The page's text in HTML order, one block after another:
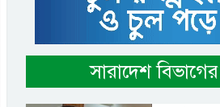
সারাদেশ